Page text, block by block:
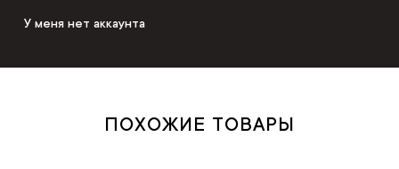
У меня нет аккаунта
ПОХОЖИЕ ТОВАРЫ